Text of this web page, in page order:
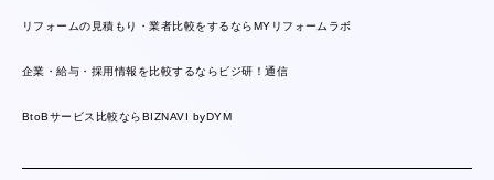
リフォームの見積もり・業者比較をするならMYリフォームラボ
企業・給与・採用情報を比較するならビジ研！通信
BtoBサービス比較ならBIZNAVI byDYM